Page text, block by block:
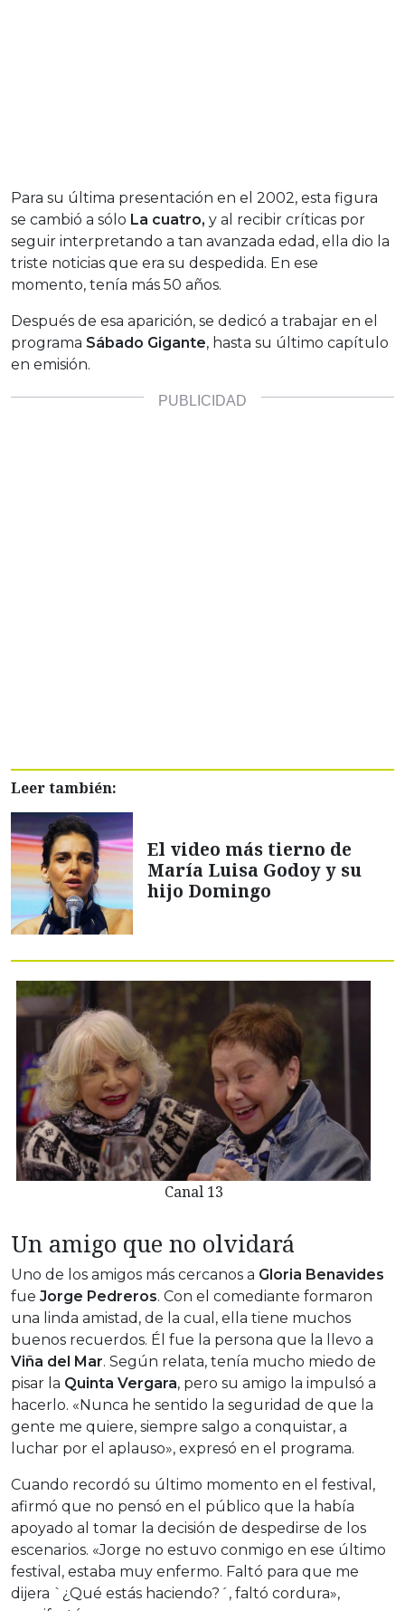
Para su última presentación en el 2002, esta figura
se cambió a sólo La cuatro, y al recibir críticas por
seguir interpretando a tan avanzada edad, ella dio la
triste noticias que era su despedida. En ese
momento, tenía más 50 años.
Después de esa aparición, se dedicó a trabajar en el
programa Sábado Gigante, hasta su último capítulo
en emisión.
Leer también:
El video más tierno de
María Luisa Godoy y su
hijo Domingo
Canal 13
Un amigo que no olvidará
Uno de los amigos más cercanos a Gloria Benavides
fue Jorge Pedreros. Con el comediante formaron
una linda amistad, de la cual, ella tiene muchos
buenos recuerdos. Él fue la persona que la llevo a
Viña del Mar. Según relata, tenía mucho miedo de
pisar la Quinta Vergara, pero su amigo la impulsó a
hacerlo. «Nunca he sentido la seguridad de que la
gente me quiere, siempre salgo a conquistar, a
luchar por el aplauso», expresó en el programa.
Cuando recordó su último momento en el festival,
afirmó que no pensó en el público que la había
apoyado al tomar la decisión de despedirse de los
escenarios. «Jorge no estuvo conmigo en ese último
festival, estaba muy enfermo. Faltó para que me
dijera `¿Qué estás haciendo?´, faltó cordura»,